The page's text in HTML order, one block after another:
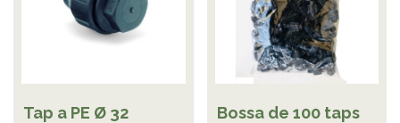
Tap a PE Ø 32
Bossa de 100 taps